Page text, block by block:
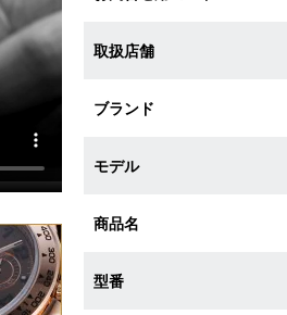
取扱店舗
ブランド
モデル
商品名
型番